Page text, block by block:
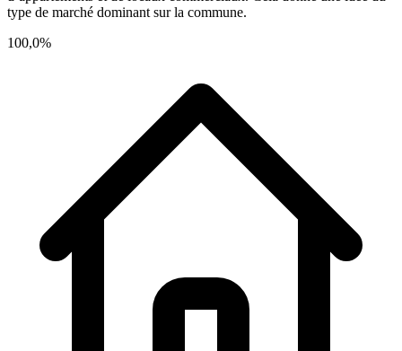
type de marché dominant sur la commune.
100,0%